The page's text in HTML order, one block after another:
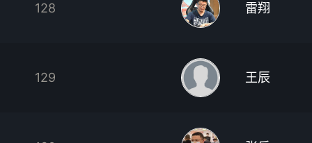
128 雷翔
129 王辰